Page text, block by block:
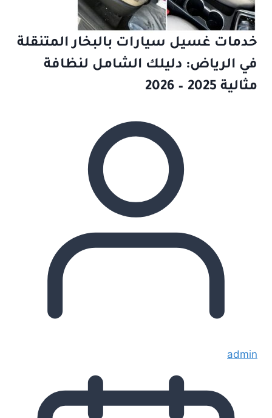
خدمات غسيل سيارات بالبخار المتنقلة
في الرياض: دليلك الشامل لنظافة
مثالية 2025 – 2026
admin